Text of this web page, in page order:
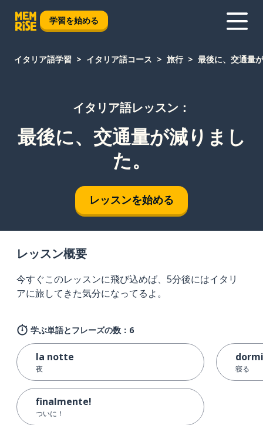
学習を始める
イタリア語学習 イタリア語コース 旅行 最後に、交通量
イタリア語レッスン：
最後に、交通量が減りまし
た。
レッスンを始める
レッスン概要
今すぐこのレッスンに飛び込めば、5分後にはイタリ
アに旅してきた気分になってるよ。
学ぶ単語とフレーズの数：6
la notte
夜
finalmente!
ついに！
寝る